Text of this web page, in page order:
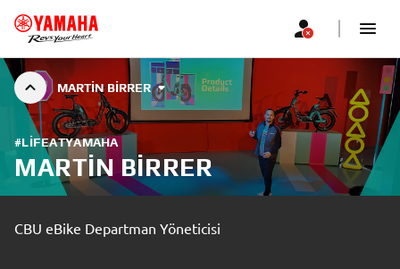
MARTIN BIRRER
#LIFEATYAMAHA
MARTIN BIRRER
CBU eBike Departman Yöneticisi